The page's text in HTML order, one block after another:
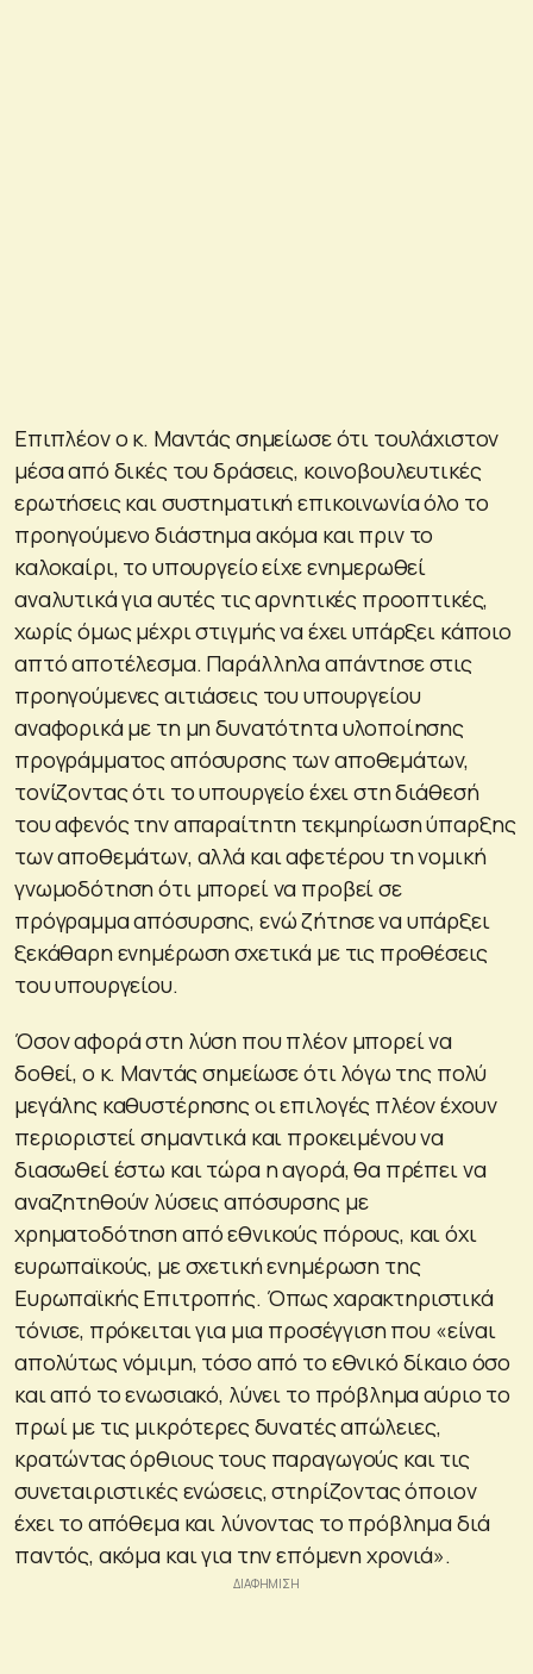
Επιπλέον ο κ. Μαντάς σημείωσε ότι τουλάχιστον
μέσα από δικές του δράσεις, κοινοβουλευτικές
ερωτήσεις και συστηματική επικοινωνία όλο το
προηγούμενο διάστημα ακόμα και πριν το
καλοκαίρι, το υπουργείο είχε ενημερωθεί
αναλυτικά για αυτές τις αρνητικές προοπτικές,
χωρίς όμως μέχρι στιγμής να έχει υπάρξει κάποιο
απτό αποτέλεσμα. Παράλληλα απάντησε στις
προηγούμενες αιτιάσεις του υπουργείου
αναφορικά με τη μη δυνατότητα υλοποίησης
προγράμματος απόσυρσης των αποθεμάτων,
τονίζοντας ότι το υπουργείο έχει στη διάθεσή
του αφενός την απαραίτητη τεκμηρίωση ύπαρξης
των αποθεμάτων, αλλά και αφετέρου τη νομική
γνωμοδότηση ότι μπορεί να προβεί σε
πρόγραμμα απόσυρσης, ενώ ζήτησε να υπάρξει
ξεκάθαρη ενημέρωση σχετικά με τις προθέσεις
του υπουργείου.
Όσον αφορά στη λύση που πλέον μπορεί να
δοθεί, ο κ. Μαντάς σημείωσε ότι λόγω της πολύ
μεγάλης καθυστέρησης οι επιλογές πλέον έχουν
περιοριστεί σημαντικά και προκειμένου να
διασωθεί έστω και τώρα η αγορά, θα πρέπει να
αναζητηθούν λύσεις απόσυρσης με
χρηματοδότηση από εθνικούς πόρους, και όχι
ευρωπαϊκούς, με σχετική ενημέρωση της
Ευρωπαϊκής Επιτροπής. Όπως χαρακτηριστικά
τόνισε, πρόκειται για μια προσέγγιση που «είναι
απολύτως νόμιμη, τόσο από το εθνικό δίκαιο όσο
και από το ενωσιακό, λύνει το πρόβλημα αύριο το
πρωί με τις μικρότερες δυνατές απώλειες,
κρατώντας όρθιους τους παραγωγούς και τις
συνεταιριστικές ενώσεις, στηρίζοντας όποιον
έχει το απόθεμα και λύνοντας το πρόβλημα διά
παντός, ακόμα και για την επόμενη χρονιά».